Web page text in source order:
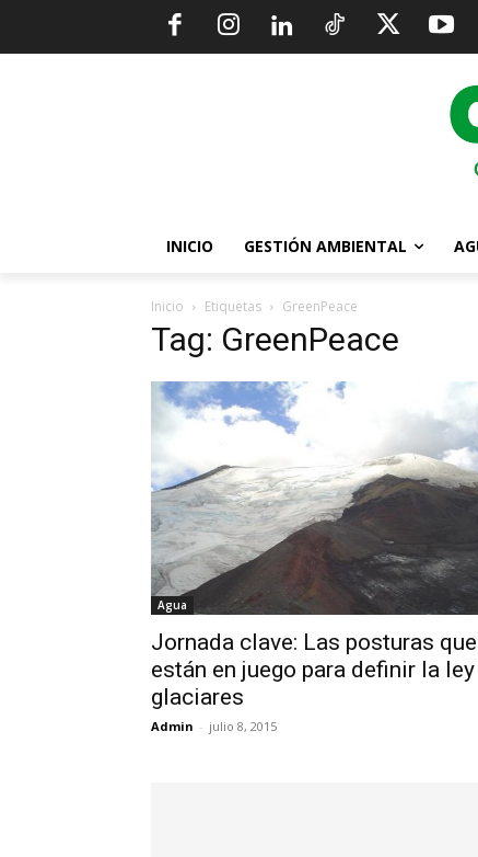
INICIO GESTIÓN AMBIENTAL
Inicio Etiquetas GreenPeace
Tag: GreenPeace
Agua
Jornada clave: Las posturas que
están en juego para definir la
glaciares
Admin - julio 8, 2015